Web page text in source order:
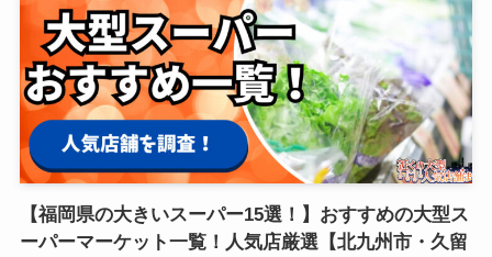
【福岡県の大きいスーパー15選！】おすすめの大型ス
ーパーマーケット一覧！人気店厳選【北九州市・久留